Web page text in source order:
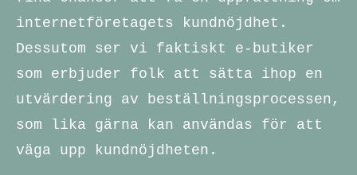
internetföretagets kundnöjdhet.
Dessutom ser vi faktiskt e-butiker
som erbjuder folk att sätta ihop en
utvärdering av beställningsprocessen,
som lika gärna kan användas för att
väga upp kundnöjdheten.